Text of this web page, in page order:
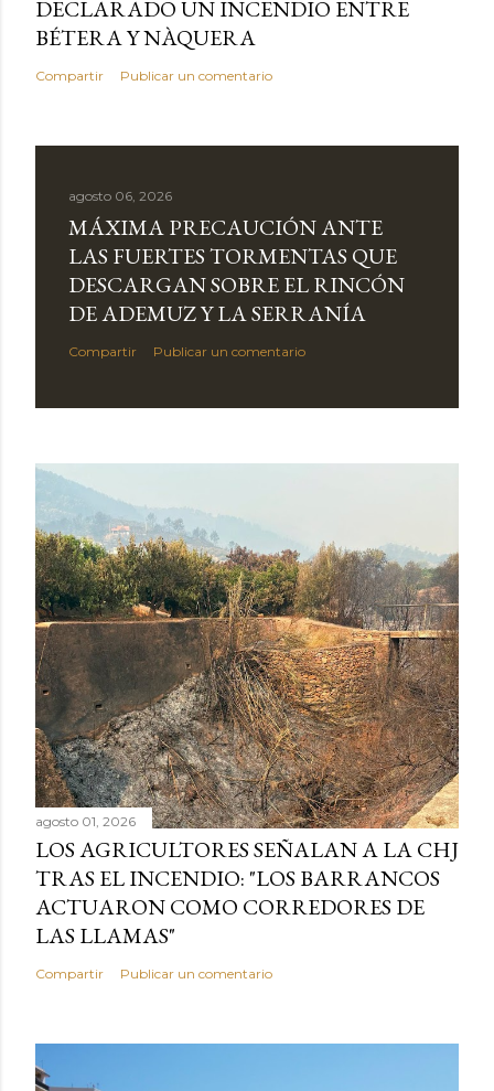
DECLARADO UN INCENDIO ENTRE
BÉTERA Y NÀQUERA
Compartir Publicar un comentario
agosto 06, 2026
MÁXIMA PRECAUCIÓN ANTE
LAS FUERTES TORMENTAS QUE
DESCARGAN SOBRE EL RINCÓN
DE ADEMUZ Y LA SERRANÍA
Compartir Publicar un comentario
agosto 01, 2026
LOS AGRICULTORES SEÑALAN A LA CHJ
TRAS EL INCENDIO: "LOS BARRANCOS
ACTUARON COMO CORREDORES DE
LAS LLAMAS"
Compartir Publicar un comentario